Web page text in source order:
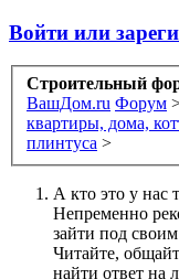
Войти или
Строительный
ВашДом.ru Форум
квартиры, дома,
плинтуса >
А кто это у нас
Непременно
зайти под
Читайте,
найти ответ на